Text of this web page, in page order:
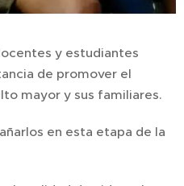
y estudiantes
de promover el
mayor y sus familiares.
en esta etapa de la